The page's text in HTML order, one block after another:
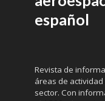
español
Revista de
áreas de
sector. Con